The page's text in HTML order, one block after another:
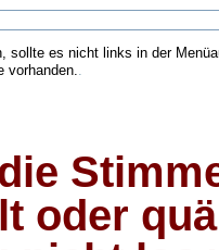
sollte es nicht links in der
vorhanden.
oder